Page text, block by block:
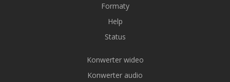
Formaty
Help
Status
Konwerter wideo
Konwerter audio